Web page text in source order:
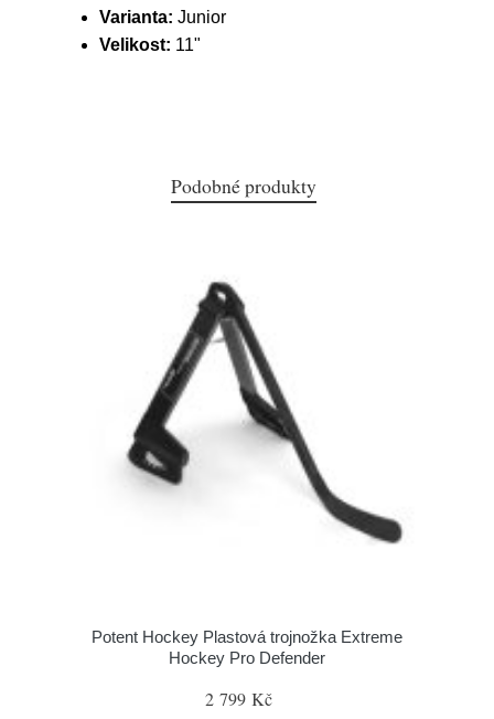
Varianta: Junior
Velikost: 11"
Podobné produkty
Potent Hockey Plastová trojnožka Extreme
Hockey Pro Defender
2 799 Kč